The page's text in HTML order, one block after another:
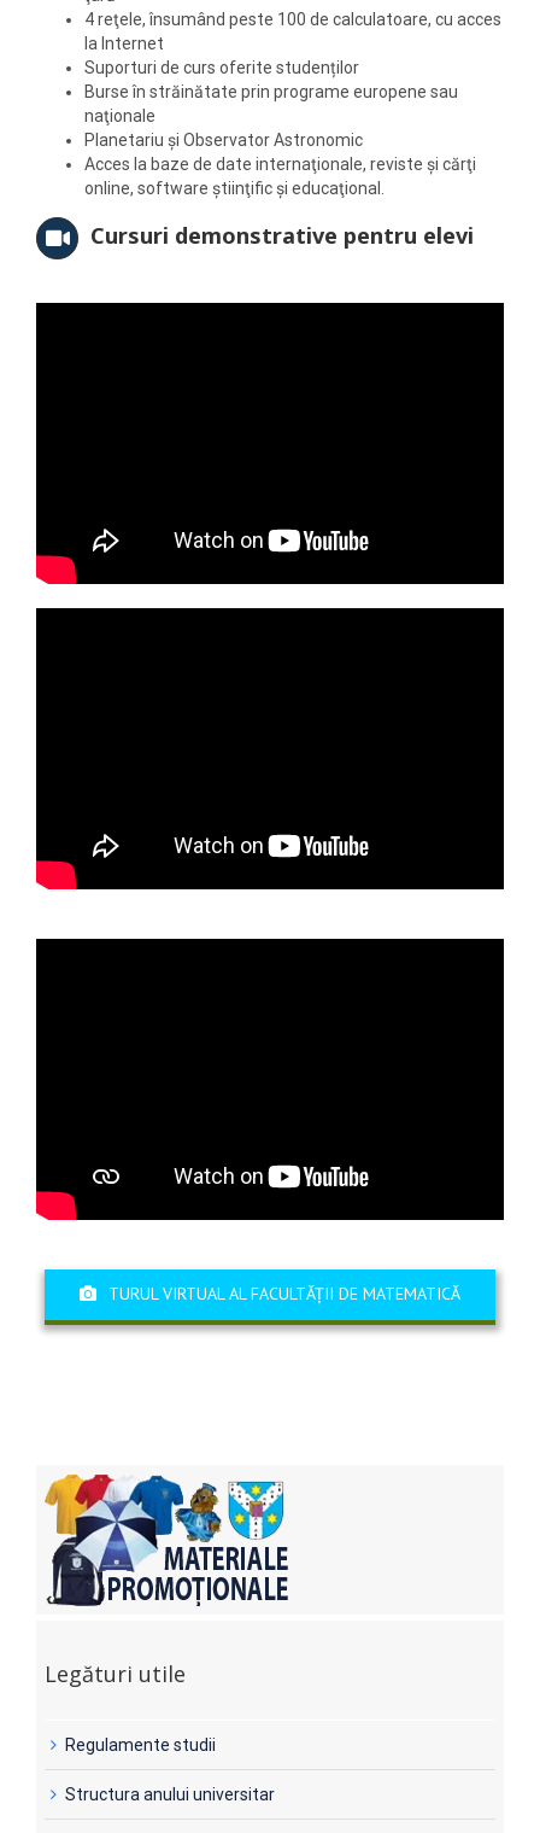
4 reţele, însumând peste 100 de calculatoare, cu acces
la Internet
Suporturi de curs oferite studenților
Burse în străinătate prin programe europene sau
naţionale
Planetariu şi Observator Astronomic
Acces la baze de date internaţionale, reviste şi cărţi
online, software ştiinţific şi educaţional.
Cursuri demonstrative pentru elevi
TURUL VIRTUAL AL FACULTĂȚII DE MATEMATICĂ
Legături utile
Regulamente studii
Structura anului universitar